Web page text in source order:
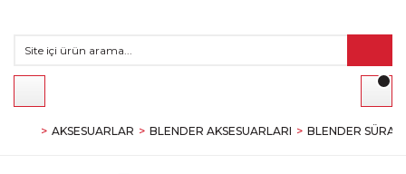
AKSESUARLAR BLENDER AKSESUARLARI BLENDER